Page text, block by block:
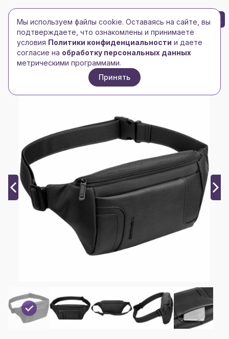
Toggle navigation
Toggle navigation
БРЕНД-ЛОГО 0
Главная/Сумки и чемоданы/Сумки поясные /
Сумка поясная Panama, черная
Мы используем файлы cookie. Оставаясь на сайте, вы
подтверждаете, что ознакомлены и принимаете
условия Политики конфиденциальности и даете
согласие на обработку персональных данных
метрическими программами.
Принять